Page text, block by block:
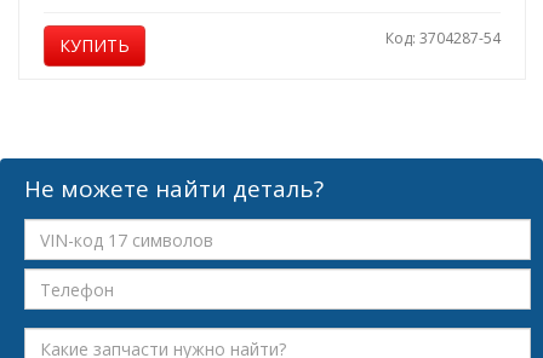
КУПИТЬ Код: 3704287-54
Не можете найти деталь?